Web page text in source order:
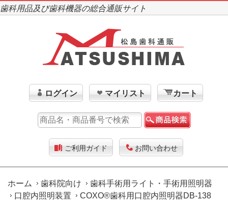
歯科用品及び歯科機器の総合通販サイト
ログイン マイリスト カート
ご利用ガイド お問い合わせ
ホーム 歯科院向け
歯科手術用ライト・手術用照明器
口腔内照明装置
COXO®歯科用口腔内照明器DB-138